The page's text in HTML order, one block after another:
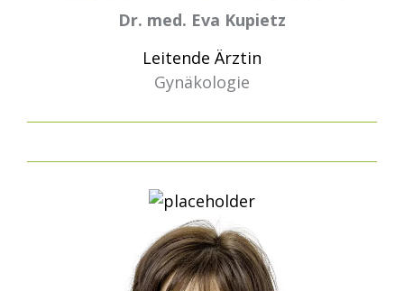
Dr. med. Eva Kupietz
Leitende Ärztin
Gynäkologie